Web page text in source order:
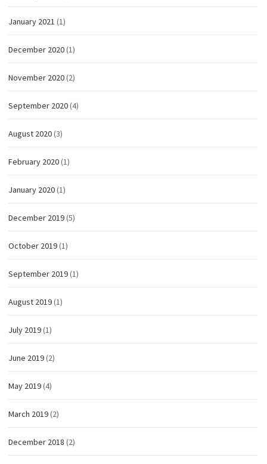
January 2021 (1)
December 2020(1)
November 2020(2)
September 2020(4)
August 2020(3)
February 2020(1)
January 2020(1)
December 2019(5)
October 2019(1)
September 2019(1)
August 2019(1)
July 2019(1)
June 2019(2)
May 2019(4)
March 2019(2)
December 2018 (2)